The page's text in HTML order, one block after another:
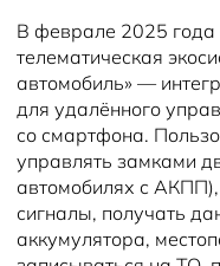
В феврале 2025
телематическая
автомобиль» —
для удалённого
со смартфона.
управлять замками
автомобилях с
сигналы, получать
аккумулятора,